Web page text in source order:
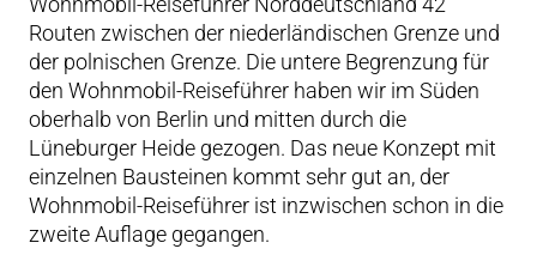
Routen zwischen der niederländischen Grenze und
der polnischen Grenze. Die untere Begrenzung für
den Wohnmobil-Reiseführer haben wir im Süden
oberhalb von Berlin und mitten durch die
Lüneburger Heide gezogen. Das neue Konzept mit
einzelnen Bausteinen kommt sehr gut an, der
Wohnmobil-Reiseführer ist inzwischen schon in die
zweite Auflage gegangen.